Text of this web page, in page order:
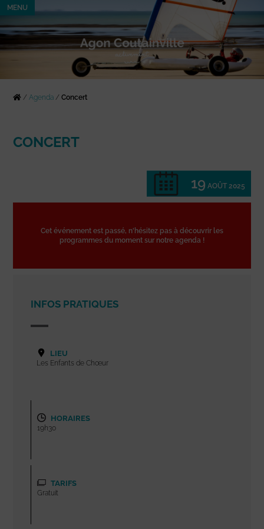
MENU
/Agenda /Concert
CONCERT
19 AOÛT 2025
Cet événement est passé, n'hésitez pas à découvrir les
programmes du moment sur notre agenda !
INFOS PRATIQUES
LIEU
Les Enfants de Chœur
HORAIRES
19h30
TARIFS
Gratuit